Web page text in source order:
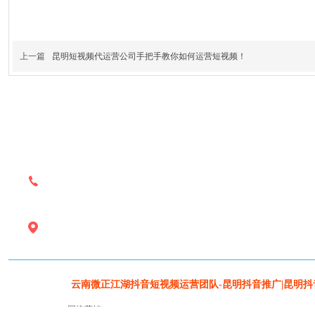
上一篇 昆明短视频代运营公司手把手教你如何运营短视频！
云南微正江湖抖音短视频运营团队-昆明抖音推广|昆明抖
网络营销